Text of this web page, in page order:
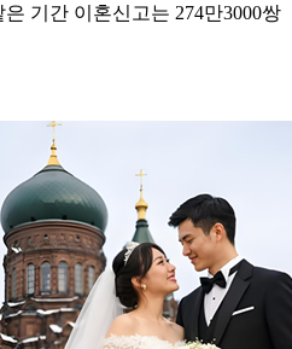
기간 이혼신고는 274만3000쌍